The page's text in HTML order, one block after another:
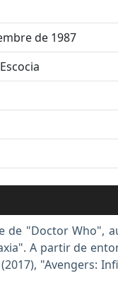
de 1987
"Doctor Who",
A partir de
"Avengers: